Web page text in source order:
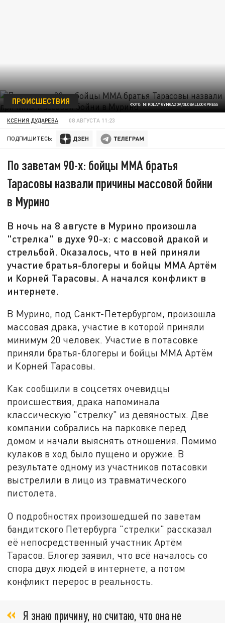
ФОТО: NIKOLAY GYNGAZOV/GLOBALLOOKPRESS
ПРОИСШЕСТВИЯ
КСЕНИЯ ДУДАРЕВА 08 АВГУСТА 11:23
ПОДПИШИТЕСЬ:
По заветам 90-х: бойцы ММА братья
Тарасовы назвали причины массовой бойни
в Мурино
В ночь на 8 августе в Мурино произошла
"стрелка" в духе 90-х: с массовой дракой и
стрельбой. Оказалось, что в ней приняли
участие братья-блогеры и бойцы ММА Артём
и Корней Тарасовы. А начался конфликт в
интернете.
В Мурино, под Санкт-Петербургом, произошла
массовая драка, участие в которой приняли
минимум 20 человек. Участие в потасовке
приняли братья-блогеры и бойцы ММА Артём
и Корней Тарасовы.
Как сообщили в соцсетях очевидцы
происшествия, драка напоминала
классическую "стрелку" из девяностых. Две
компании собрались на парковке перед
домом и начали выяснять отношения. Помимо
кулаков в ход было пущено и оружие. В
результате одному из участников потасовки
выстрелили в лицо из травматического
пистолета.
О подробностях произошедшей по заветам
бандитского Петербурга "стрелки" рассказал
её непосредственный участник Артём
Тарасов. Блогер заявил, что всё началось со
спора двух людей в интернете, а потом
конфликт перерос в реальность.
Я знаю причину, но считаю, что она не